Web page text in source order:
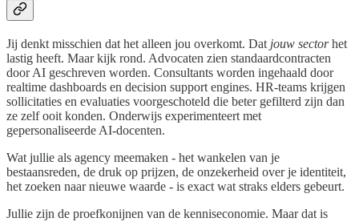
Jij denkt misschien dat het alleen jou overkomt. Dat jouw sectorhet
lastig heeft. Maar kijk rond. Advocaten zien standaardcontracten
door AI geschreven worden. Consultants worden ingehaald door
realtime dashboards en decision support engines. HR-teams krijgen
sollicitaties en evaluaties voorgeschoteld die beter gefilterd zijn dan
ze zelf ooit konden. Onderwijs experimenteert met
gepersonaliseerde AI-docenten.
Wat jullie als agency meemaken - het wankelen van je
bestaansreden, de druk op prijzen, de onzekerheid over je identiteit,
het zoeken naar nieuwe waarde - is exact wat straks elders gebeurt.
Jullie zijn de proefkonijnen van de kenniseconomie. Maar dat is